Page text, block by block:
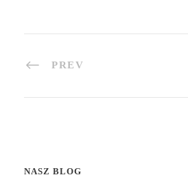
PREV
NASZ BLOG